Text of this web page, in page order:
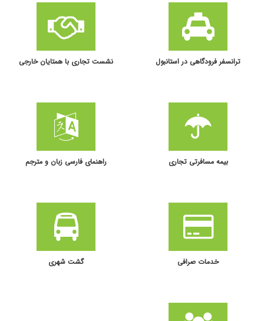
ترانسفر فرودگاهی در استانبول نشست تجاری با همتایان خارجی
بیمه مسافرتی تجاری راهنمای فارسی زبان و مترجم
خدمات صرافی گشت شهری